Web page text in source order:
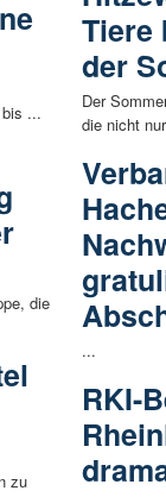
...
die
zu
Tiere
der
Der
die nicht
...
RKI-